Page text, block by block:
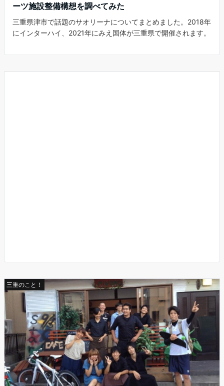
ーツ施設整備構想を調べてみた
三重県津市で話題のサオリーナについてまとめました。2018年
にインターハイ、2021年にみえ国体が三重県で開催されます。
三重のこと！